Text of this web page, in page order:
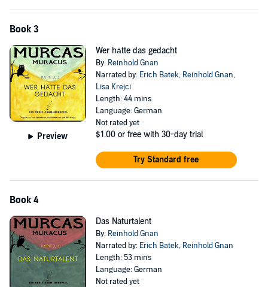
Book 3
Preview
Wer hätte das gedacht
By: Reinhold Gnan
Narrated by: Erich Batek, Reinhold Gnan,
Lisa Krejci
Length: 44 mins
Language: German
Not rated yet
$1.00 or free with 30-day trial
Try Standard free
Book 4
Das Naturtalent
By: Reinhold Gnan
Narrated by: Erich Batek, Reinhold Gnan
Length: 53 mins
Language: German
Not rated yet